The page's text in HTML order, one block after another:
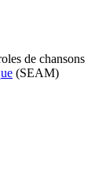
de chansons
(SEAM)